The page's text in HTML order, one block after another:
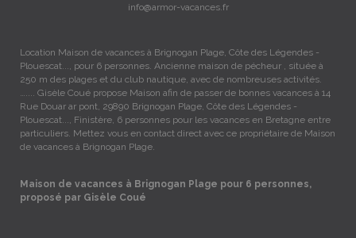
info@armor-vacances.fr
Location Maison de vacances à Brignogan Plage, Côte des Légendes -
Plouescat..., pour 6 personnes. Ancienne maison de pécheur , située à
250 m des plages et du club nautique, avec de nombreuses activités.
….... Gisèle Coué propose Maison afin de passer de bonnes vacances à 14
Rue Douar ar pont, 29890 Brignogan Plage, Côte des Légendes -
Plouescat..., Finistère, 6 personnes pour les vacances en Bretagne entre
particuliers. Mettez vous en contact direct avec ce propriétaire de Maison
de vacances à Brignogan Plage.
Maison de vacances à Brignogan Plage pour 6 personnes,
proposé par Gisèle Coué